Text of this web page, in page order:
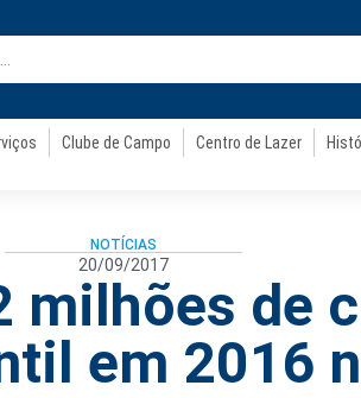
Clube de Campo Centro de Lazer
NOTÍCIAS
20/09/2017
milhões de
em 2016